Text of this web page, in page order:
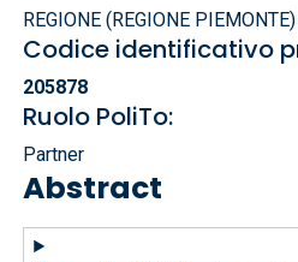
REGIONE (REGIONE PIEMONTE)
Codice identificativo
205878
Ruolo PoliTo:
Partner
Abstract